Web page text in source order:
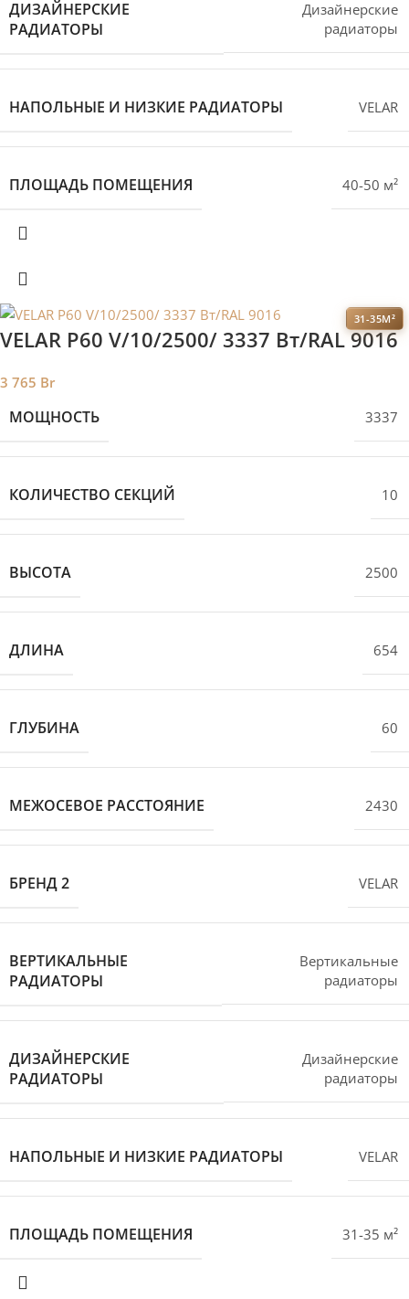
ДИЗАЙНЕРСКИЕ
РАДИАТОРЫ
Дизайнерские
радиаторы
НАПОЛЬНЫЕ И НИЗКИЕ РАДИАТОРЫ VELAR
ПЛОЩАДЬ ПОМЕЩЕНИЯ 40-50 м²
31-35М²
VELAR P60 V/10/2500/ 3337 Bт/RAL 9016
3 765 Br
МОЩНОСТЬ 3337
КОЛИЧЕСТВО СЕКЦИЙ 10
ВЫСОТА 2500
ДЛИНА 654
ГЛУБИНА 60
МЕЖОСЕВОЕ РАССТОЯНИЕ 2430
БРЕНД 2 VELAR
ВЕРТИКАЛЬНЫЕ
РАДИАТОРЫ
Вертикальные
радиаторы
ДИЗАЙНЕРСКИЕ
РАДИАТОРЫ
Дизайнерские
радиаторы
НАПОЛЬНЫЕ И НИЗКИЕ РАДИАТОРЫ VELAR
ПЛОЩАДЬ ПОМЕЩЕНИЯ 31-35 м²